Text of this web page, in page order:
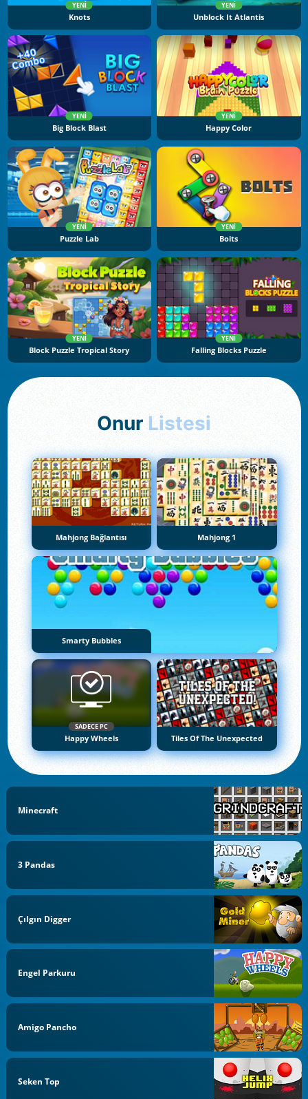
YENI
Knots
YENI
Unblock It Atlantis
YENI
Big Block Blast
YENI
Happy Color
YENI
Puzzle Lab
YENI
Bolts
YENI
Block Puzzle Tropical Story
YENI
Falling Blocks Puzzle
Onur Listesi
Mahjong Bağlantısı Mahjong 1
Smarty Bubbles
SADECE PC
Happy Wheels Tiles Of The Unexpected
Minecraft
3 Pandas
Çılgın Digger
Engel Parkuru
Amigo Pancho
Seken Top